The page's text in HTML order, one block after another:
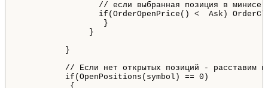
// если выбранная позиция в
if(OrderOpenPrice() <  Ask)
                  }
               }
          }
// Если нет открытых позиций - расставим
          if(OpenPositions(symbol) == 0)
           {